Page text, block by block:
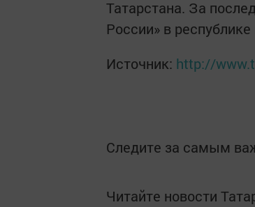
Татарстана. За
России» в
Источник: http://
Следите за самым
Читайте новости